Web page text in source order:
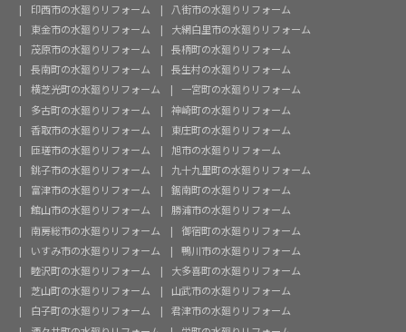
印西市の水廻りリフォーム
八街市の水廻りリフォーム
東金市の水廻りリフォーム
大網白里市の水廻りリフォーム
茂原市の水廻りリフォーム
長柄町の水廻りリフォーム
長南町の水廻りリフォーム
長生村の水廻りリフォーム
横芝光町の水廻りリフォーム
一宮町の水廻りリフォーム
多古町の水廻りリフォーム
神崎町の水廻りリフォーム
香取市の水廻りリフォーム
東庄町の水廻りリフォーム
匝瑳市の水廻りリフォーム
旭市の水廻りリフォーム
銚子市の水廻りリフォーム
九十九里町の水廻りリフォーム
富津市の水廻りリフォーム
鋸南町の水廻りリフォーム
館山市の水廻りリフォーム
勝浦市の水廻りリフォーム
南房総市の水廻りリフォーム
御宿町の水廻りリフォーム
いすみ市の水廻りリフォーム
鴨川市の水廻りリフォーム
睦沢町の水廻りリフォーム
大多喜町の水廻りリフォーム
芝山町の水廻りリフォーム
山武市の水廻りリフォーム
白子町の水廻りリフォーム
君津市の水廻りリフォーム